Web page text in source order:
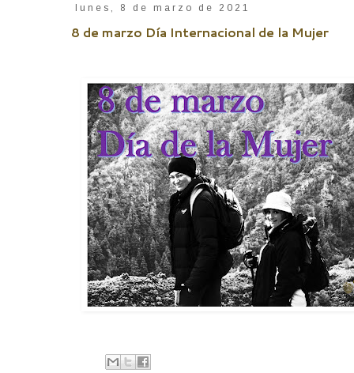
lunes, 8 de marzo de 2021
8 de marzo Día Internacional de la Mujer